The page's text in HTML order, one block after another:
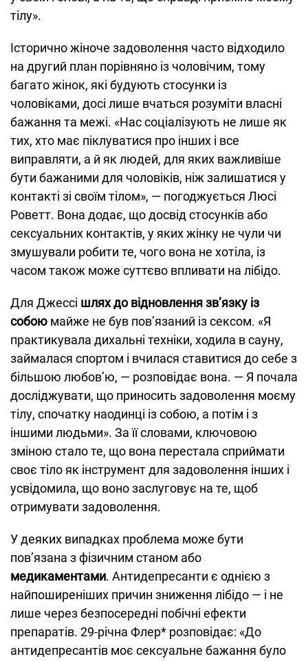
тілу».
Історично жіноче задоволення часто відходило
на другий план порівняно із чоловічим, тому
багато жінок, які будують стосунки із
чоловіками, досі лише вчаться розуміти власні
бажання та межі. «Нас соціалізують не лише як
тих, хто має піклуватися про інших і все
виправляти, а й як людей, для яких важливіше
бути бажаними для чоловіків, ніж залишатися у
контакті зі своїм тілом», — погоджується Люсі
Роветт. Вона додає, що досвід стосунків або
сексуальних контактів, у яких жінку не чули чи
змушували робити те, чого вона не хотіла, із
часом також може суттєво впливати на лібідо.
Для Джессі шлях до відновлення зв’язку із
собою майже не був пов’язаний із сексом. «Я
практикувала дихальні техніки, ходила в сауну,
займалася спортом і вчилася ставитися до себе з
більшою любов’ю, — розповідає вона. — Я почала
досліджувати, що приносить задоволення моєму
тілу, спочатку наодинці із собою, а потім і з
іншими людьми». За її словами, ключовою
зміною стало те, що вона перестала сприймати
своє тіло як інструмент для задоволення інших і
усвідомила, що воно заслуговує на те, щоб
отримувати задоволення.
У деяких випадках проблема може бути
пов’язана з фізичним станом або
медикаментами. Антидепресанти є однією з
найпоширеніших причин зниження лібідо — і не
лише через безпосередні побічні ефекти
препаратів. 29-річна Флер* розповідає: «До
антидепресантів моє сексуальне бажання було